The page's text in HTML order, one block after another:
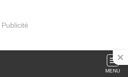
Publicité
MENU